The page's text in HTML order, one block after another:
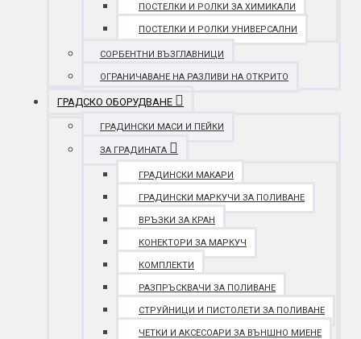
ПОСТЕЛКИ И РОЛКИ ЗА ХИМИКАЛИ
ПОСТЕЛКИ И РОЛКИ УНИВЕРСАЛНИ
СОРБЕНТНИ ВЪЗГЛАВНИЦИ
ОГРАНИЧАВАНЕ НА РАЗЛИВИ НА ОТКРИТО
ГРАДСКО ОБОРУДВАНЕ
ГРАДИНСКИ МАСИ И ПЕЙКИ
ЗА ГРАДИНАТА
ГРАДИНСКИ МАКАРИ
ГРАДИНСКИ МАРКУЧИ ЗА ПОЛИВАНЕ
ВРЪЗКИ ЗА КРАН
КОНЕКТОРИ ЗА МАРКУЧ
КОМПЛЕКТИ
РАЗПРЪСКВАЧИ ЗА ПОЛИВАНЕ
СТРУЙНИЦИ И ПИСТОЛЕТИ ЗА ПОЛИВАНЕ
ЧЕТКИ И АКСЕСОАРИ ЗА ВЪНШНО МИЕНЕ